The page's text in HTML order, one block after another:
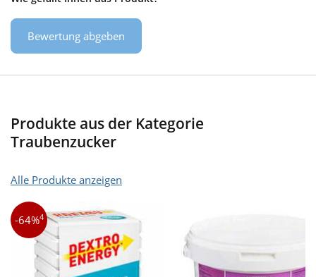
Bewertung abgeben
Produkte aus der Kategorie
Traubenzucker
Alle Produkte anzeigen
-64%4